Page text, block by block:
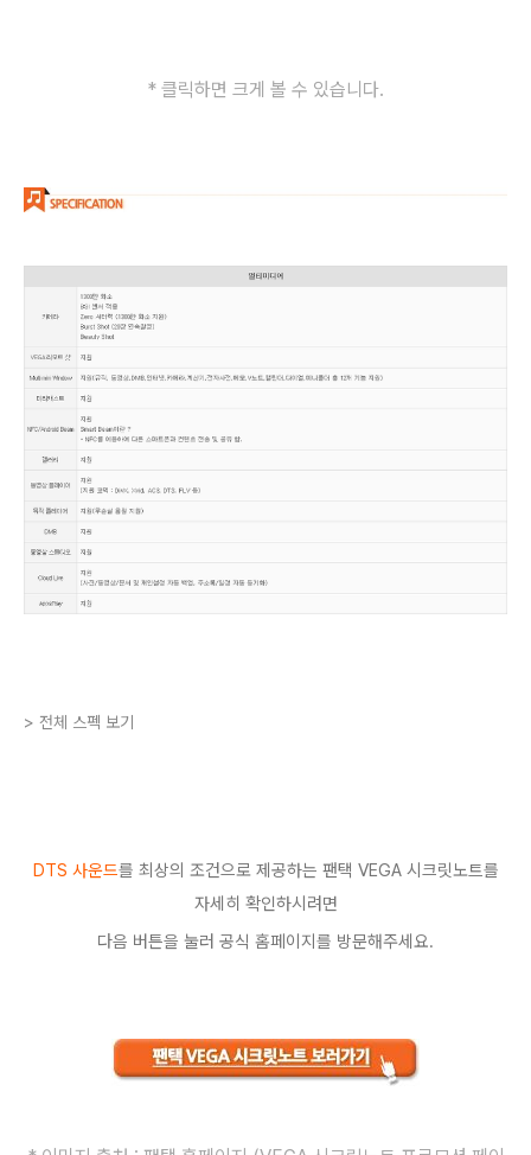
* 클릭하면 크게 볼 수 있습니다.
> 전체 스펙 보기
DTS 사운드를 최상의 조건으로 제공하는 팬택 VEGA 시크릿노트를
자세히 확인하시려면
다음 버튼을 눌러 공식 홈페이지를 방문해주세요.